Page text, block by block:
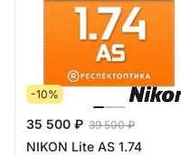
-10%
35 500 ₽ 39 500 ₽
NIKON Lite AS 1.74